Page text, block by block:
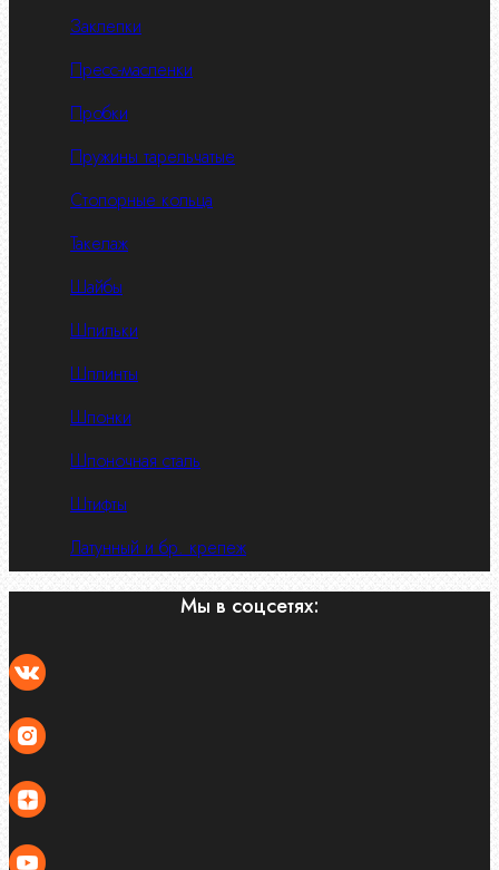
Заклепки
Пресс-масленки
Пробки
Пружины тарельчатые
Стопорные кольца
Такелаж
Шайбы
Шпильки
Шплинты
Шпонки
Шпоночная сталь
Штифты
Латунный и бр. крепеж
Мы в соцсетях: